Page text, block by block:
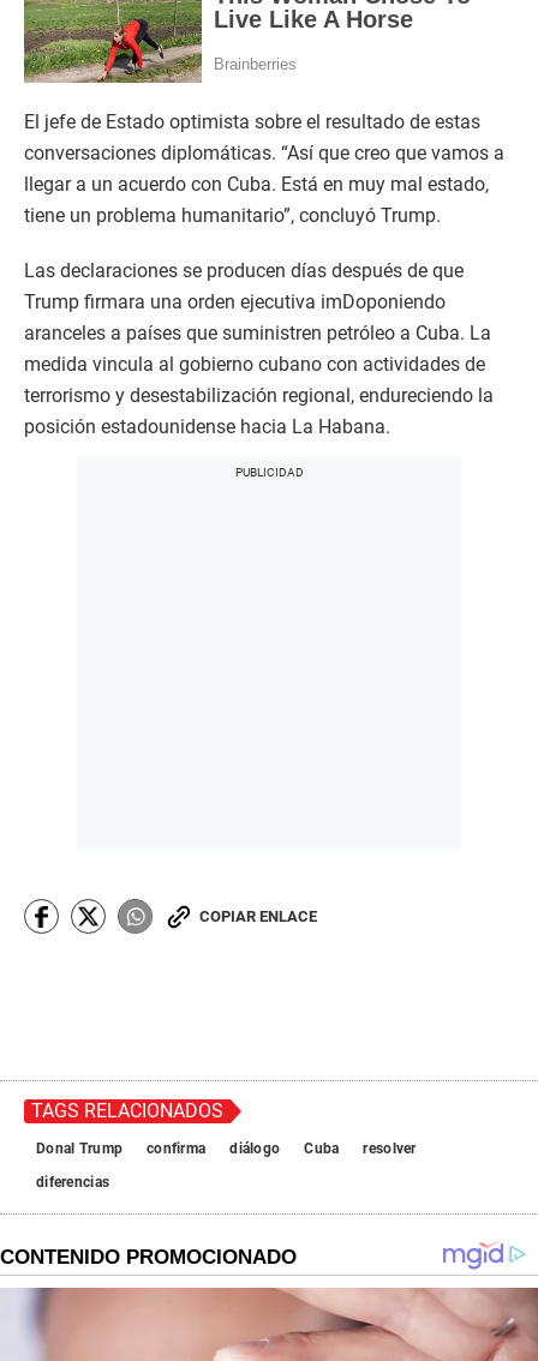
El jefe de Estado optimista sobre el resultado de estas
conversaciones diplomáticas. “Así que creo que vamos a
llegar a un acuerdo con Cuba. Está en muy mal estado,
tiene un problema humanitario”, concluyó Trump.
Las declaraciones se producen días después de que
Trump firmara una orden ejecutiva imDoponiendo
aranceles a países que suministren petróleo a Cuba. La
medida vincula al gobierno cubano con actividades de
terrorismo y desestabilización regional, endureciendo la
posición estadounidense hacia La Habana.
COPIAR ENLACE
TAGS RELACIONADOS
Donal Trump confirma diálogo Cuba
resolver
diferencias